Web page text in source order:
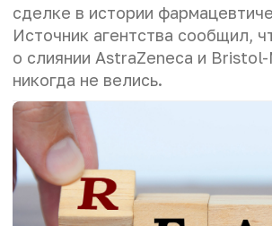
сделке в истории
Источник агентства сообщил,
о слиянии AstraZeneca и
никогда не велись.